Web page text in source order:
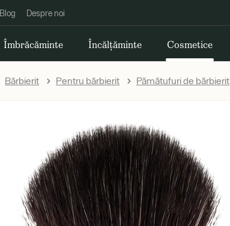
Blog Despre noi
Îmbrăcăminte Încălțăminte Cosmetice
Bărbierit Pentru bărbierit Pămătufuri de bărbierit